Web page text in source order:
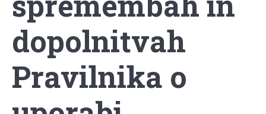
dopolnitvah
Pravilnika o